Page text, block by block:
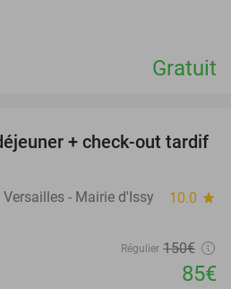
Gratuit
43%
+ check-out tardif
- Mairie d'Issy 10.0 star
Régulier 150€
85€